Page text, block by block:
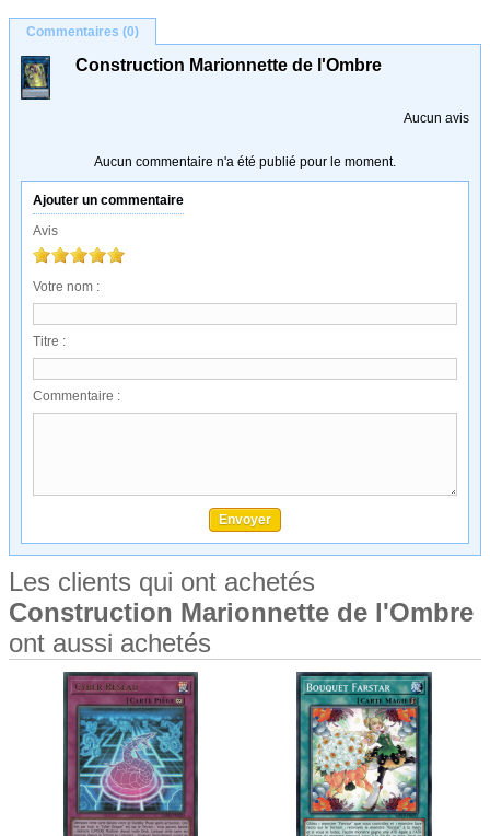
Commentaires (0)
Construction Marionnette de l'Ombre
Aucun avis
Aucun commentaire n'a été publié pour le moment.
Ajouter un commentaire
Avis
Votre nom :
Titre :
Commentaire :
Les clients qui ont achetés
Construction Marionnette de l'Ombre
ont aussi achetés